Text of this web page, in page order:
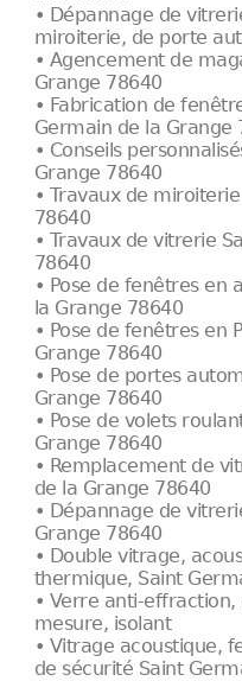
• Dépannage de
miroiterie, de porte
• Agencement de
Grange 78640
• Fabrication de
Germain de la Grange
• Conseils
Grange 78640
• Travaux de
78640
• Travaux de vitrerie
78640
• Pose de fenêtres en
la Grange 78640
• Pose de fenêtres en
Grange 78640
• Pose de portes
Grange 78640
• Pose de volets
Grange 78640
• Remplacement de
de la Grange 78640
• Dépannage de
Grange 78640
• Double vitrage,
thermique, Saint
• Verre anti-
mesure, isolant
• Vitrage acoustique,
de sécurité Saint